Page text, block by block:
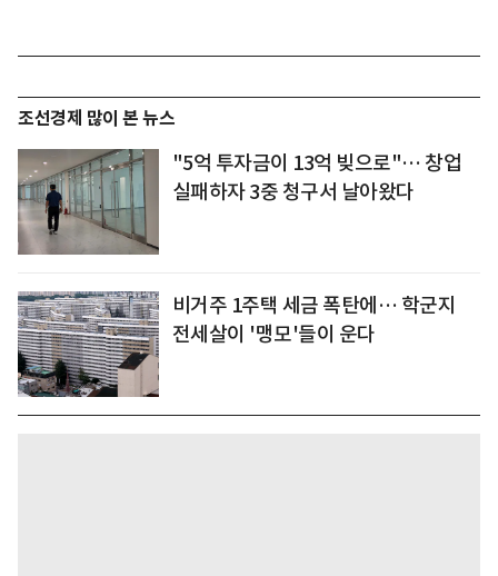
조선경제 많이 본 뉴스
"5억 투자금이 13억 빚으로"… 창업
실패하자 3중 청구서 날아왔다
비거주 1주택 세금 폭탄에… 학군지
전세살이 '맹모'들이 운다